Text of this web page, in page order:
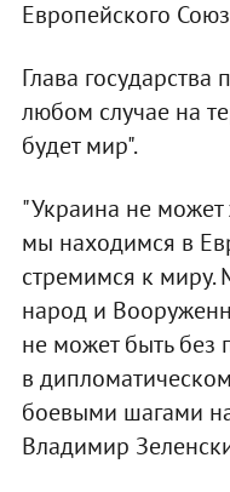
Европейского
Глава государства
любом случае на
будет мир".
"Украина не может
мы находимся в
стремимся к миру.
народ и
не может быть без
в
боевыми шагами
Владимир